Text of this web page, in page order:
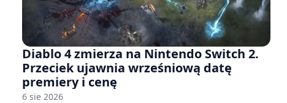
Diablo 4 zmierza na Nintendo Switch 2.
Przeciek ujawnia wrześniową datę
premiery i cenę
6 sie 2026